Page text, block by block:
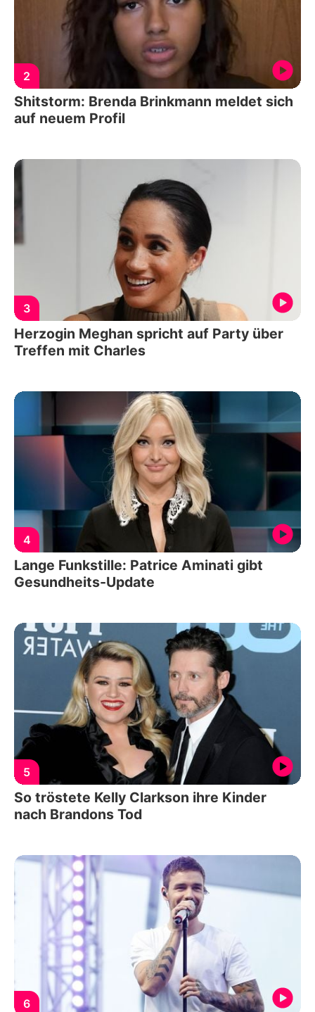
2
Shitstorm: Brenda Brinkmann meldet sich
auf neuem Profil
3
Herzogin Meghan spricht auf Party über
Treffen mit Charles
4
Lange Funkstille: Patrice Aminati gibt
Gesundheits-Update
5
So tröstete Kelly Clarkson ihre Kinder
nach Brandons Tod
6